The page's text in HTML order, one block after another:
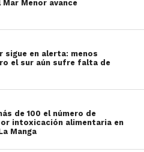
Mar Menor avance
sigue en alerta: menos
el sur aún sufre falta de
de 100 el número de
intoxicación alimentaria en
Manga